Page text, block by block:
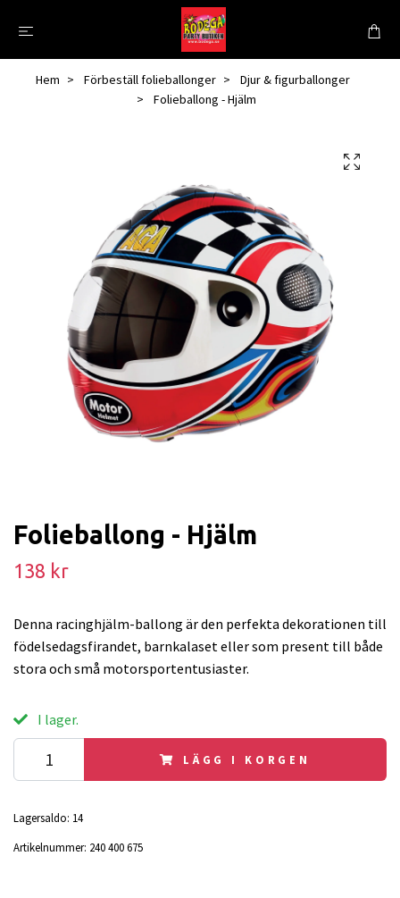
Hem Förbeställ folieballonger
Djur & figurballonger
Folieballong - Hjälm
Folieballong - Hjälm
138 kr
Denna racinghjälm-ballong är den perfekta dekorationen till
födelsedagsfirandet, barnkalaset eller som present till både
stora och små motorsportentusiaster.
I lager.
LÄGG I KORGEN
Lagersaldo: 14
Artikelnummer: 240 400 675